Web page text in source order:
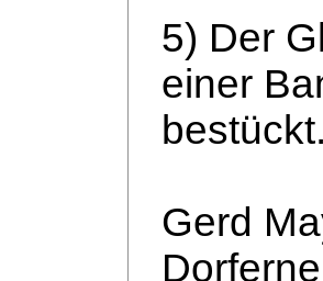
5) Der
einer
Gerd